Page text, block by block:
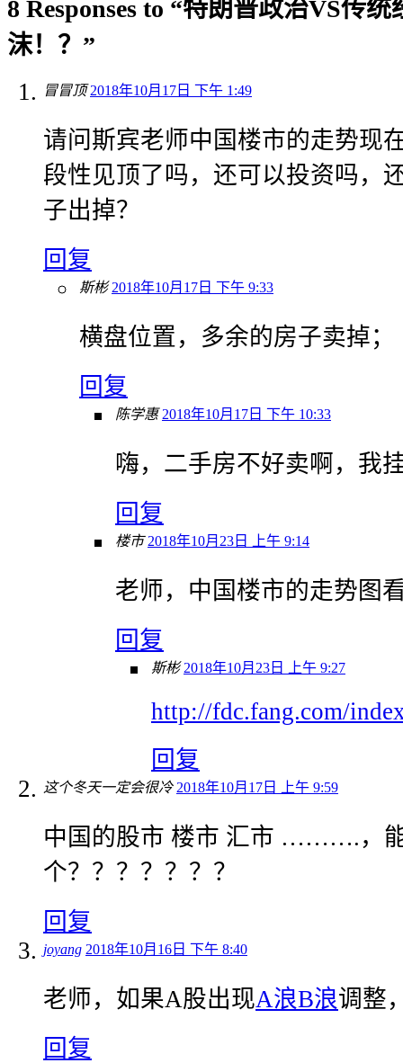
8 Responses to “特朗普政治VS传
沫！？”
冒冒顶 2018年10月17日 下午 1:49
请问斯宾老师中国楼市的走势现
段性见顶了吗，还可以投资吗，
子出掉？
回复
斯彬 2018年10月17日 下午 9:33
横盘位置，多余的房子卖掉；
回复
陈学惠 2018年10月17日 下午 10:33
嗨，二手房不好卖啊，我
回复
楼市 2018年10月23日 上午 9:14
老师，中国楼市的走势图
回复
斯彬 2018年10月23日 上午 9:27
http://fdc.fang.com/
回复
这个冬天一定会很冷 2018年10月17日 上午 9:59
中国的股市 楼市 汇市 ……….，
个？？？？？？？
回复
joyang 2018年10月16日 下午 8:40
老师，如果A股出现A浪B浪调整
回复